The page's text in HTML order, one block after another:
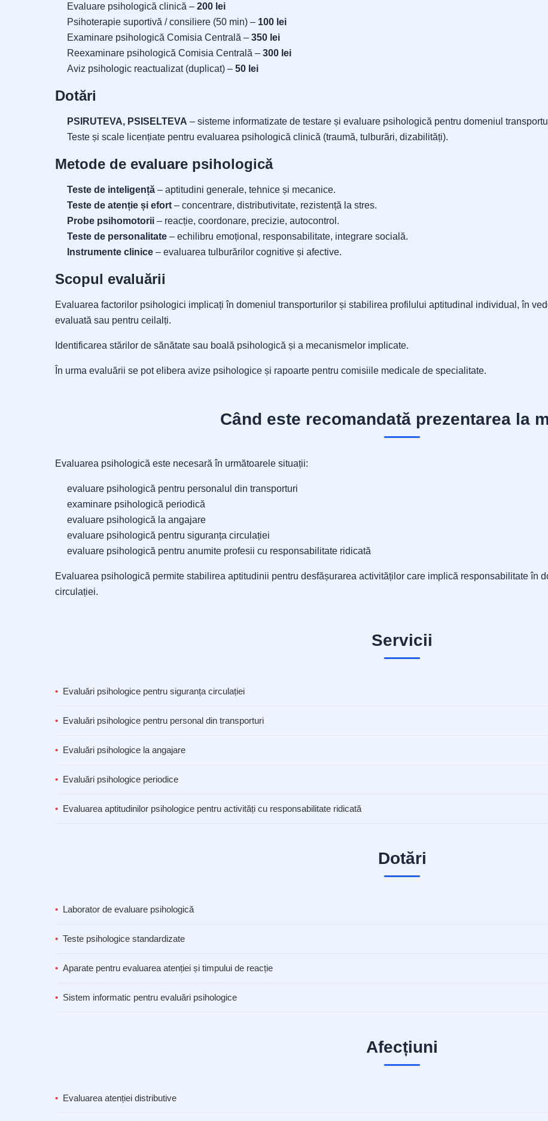
Evaluare psihologică clinică – 200 lei
Psihoterapie suportivă / consiliere (50 min) – 100 lei
Examinare psihologică Comisia Centrală – 350 lei
Reexaminare psihologică Comisia Centrală – 300 lei
Aviz psihologic reactualizat (duplicat) – 50 lei
Dotări
PSIRUTEVA, PSISELTEVA – sisteme informatizate de testare și evaluare psihologică pentru domeniul
Teste și scale licențiate pentru evaluarea psihologică clinică (traumă, tulburări, dizabilități).
Metode de evaluare psihologică
Teste de inteligență – aptitudini generale, tehnice și mecanice.
Teste de atenție și efort – concentrare, distributivitate, rezistență la stres.
Probe psihomotorii – reacție, coordonare, precizie, autocontrol.
Teste de personalitate – echilibru emoțional, responsabilitate, integrare socială.
Instrumente clinice – evaluarea tulburărilor cognitive și afective.
Scopul evaluării
Evaluarea factorilor psihologici implicați în domeniul transporturilor și stabilirea profilului aptitudinal individual, în
evaluată sau pentru ceilalți.
Identificarea stărilor de sănătate sau boală psihologică și a mecanismelor implicate.
În urma evaluării se pot elibera avize psihologice și rapoarte pentru comisiile medicale de specialitate.
Când este recomandată prezentarea la
Evaluarea psihologică este necesară în următoarele situații:
evaluare psihologică pentru personalul din transporturi
examinare psihologică periodică
evaluare psihologică la angajare
evaluare psihologică pentru siguranța circulației
evaluare psihologică pentru anumite profesii cu responsabilitate ridicată
Evaluarea psihologică permite stabilirea aptitudinii pentru desfășurarea activităților care implică responsabilitate în
circulației.
Servicii
Evaluări psihologice pentru siguranța circulației
Evaluări psihologice pentru personal din transporturi
Evaluări psihologice la angajare
Evaluări psihologice periodice
Evaluarea aptitudinilor psihologice pentru activități cu responsabilitate ridicată
Dotări
Laborator de evaluare psihologică
Teste psihologice standardizate
Aparate pentru evaluarea atenției și timpului de reacție
Sistem informatic pentru evaluări psihologice
Afecțiuni
Evaluarea atenției distributive